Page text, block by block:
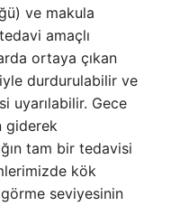
ve makula
amaçlı
ortaya çıkan
durdurulabilir ve
uyarılabilir. Gece
giderek
tam bir tedavisi
kök
seviyesinin